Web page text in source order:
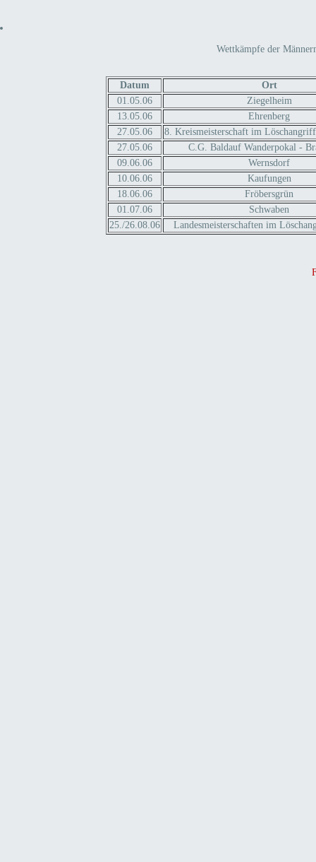
Wettkämpfe der
Datum
Ort
01.05.06
Ziegelheim
13.05.06
Ehrenberg
27.05.06
8. Kreismeisterschaft im
27.05.06
C.G. Baldauf Wanderpokal -
09.06.06
Wernsdorf
10.06.06
Kaufungen
18.06.06
Fröbersgrün
01.07.06
Schwaben
25./26.08.06
Landesmeisterschaften im